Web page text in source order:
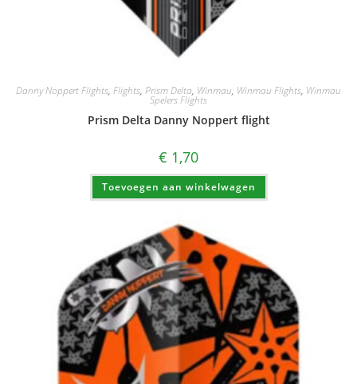
Danny Noppert Flights, Flights, Prism Delta, Winmau, Winmau Flights, Winmau
Spelers Flights
Prism Delta Danny Noppert flight
€ 1,70
Toevoegen aan winkelwagen